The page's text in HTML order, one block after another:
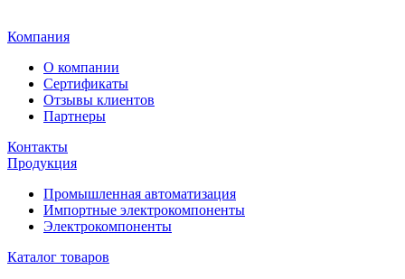
Компания
О компании
Сертификаты
Отзывы клиентов
Партнеры
Контакты
Продукция
Промышленная автоматизация
Импортные электрокомпоненты
Электрокомпоненты
Каталог товаров